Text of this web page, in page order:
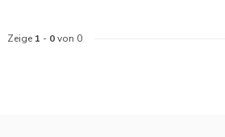
Zeige 1 - 0von 0